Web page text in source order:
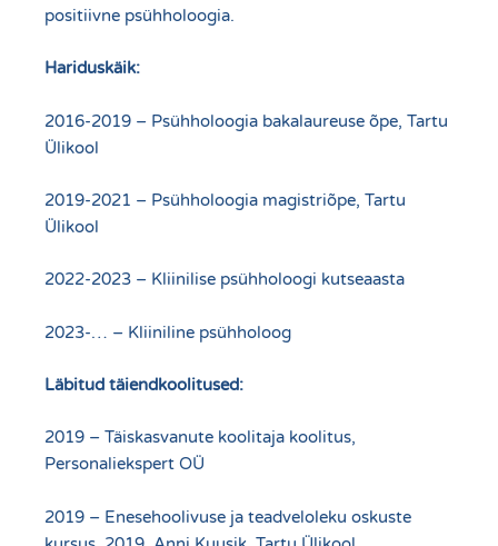
positiivne psühholoogia.
Hariduskäik:
2016-2019 – Psühholoogia bakalaureuse õpe, Tartu
Ülikool
2019-2021 – Psühholoogia magistriõpe, Tartu
Ülikool
2022-2023 – Kliinilise psühholoogi kutseaasta
2023-… – Kliiniline psühholoog
Läbitud täiendkoolitused:
2019 – Täiskasvanute koolitaja koolitus,
Personaliekspert OÜ
2019 – Enesehoolivuse ja teadveloleku oskuste